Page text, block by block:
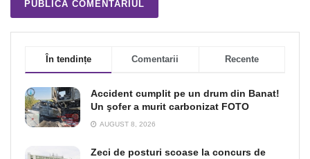
În tendințe Comentarii Recente
Accident cumplit pe un drum din Banat!
Un şofer a murit carbonizat FOTO
AUGUST 8, 2026
Zeci de posturi scoase la concurs de